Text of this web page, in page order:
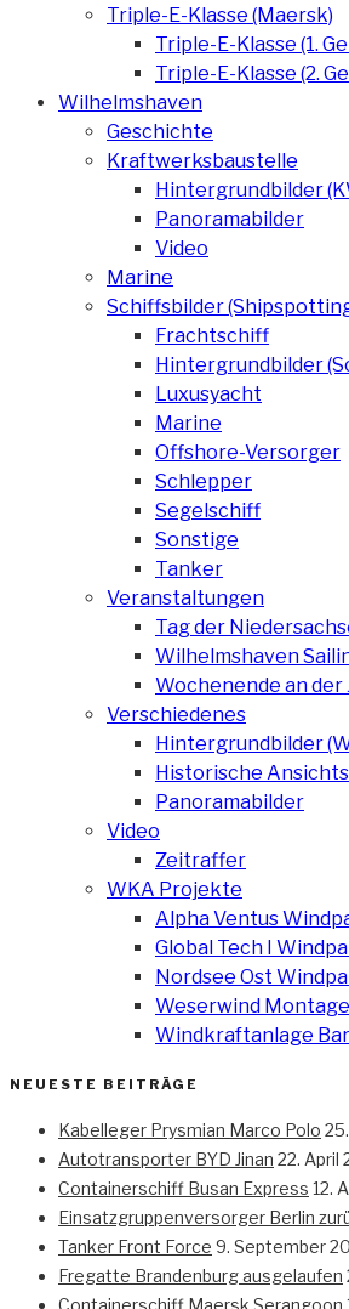
Triple-E-Klasse (Maersk)
Triple-E-Klasse (1.
Triple-E-Klasse (2.
Wilhelmshaven
Geschichte
Kraftwerksbaustelle
Hintergrundbilder
Panoramabilder
Video
Marine
Schiffsbilder
Frachtschiff
Hintergrundbilder
Luxusyacht
Marine
Offshore-Versorger
Schlepper
Segelschiff
Sonstige
Tanker
Veranstaltungen
Tag der
Wilhelmshaven
Wochenende an der
Verschiedenes
Hintergrundbilder
Historische
Panoramabilder
Video
Zeitraffer
WKA Projekte
Alpha Ventus
Global Tech I
Nordsee Ost
Weserwind
Windkraftanlage
NEUESTE BEITRÄGE
Kabelleger Prysmian Marco Polo
Autotransporter BYD Jinan 22. April
Containerschiff Busan Express 12.
Einsatzgruppenversorger Berlin
Tanker Front Force 9. September
Fregatte Brandenburg ausgelaufen
Containerschiff Maersk Serangoon